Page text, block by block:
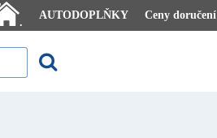
.
AUTODOPLŇKY Ceny doručení